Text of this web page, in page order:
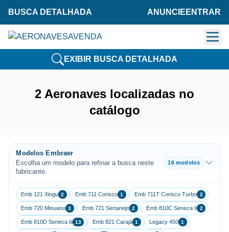
BUSCA DETALHADA ANUNCIE ENTRAR
EXIBIR BUSCA DETALHADA
2 Aeronaves localizadas no
catálogo
Modelos Embraer
Escolha um modelo para refinar a busca neste
fabricante.
16 modelos
Emb 121 Xingu 2 Emb 711 Corisco 1 Emb 711T Corisco Turbo 2
Emb 720 Minuano 3 Emb 721 Sertanejo 2 Emb 810C Seneca Ii 2
Emb 810D Seneca Iii 13 Emb 821 Carajá 1 Legacy 450 1